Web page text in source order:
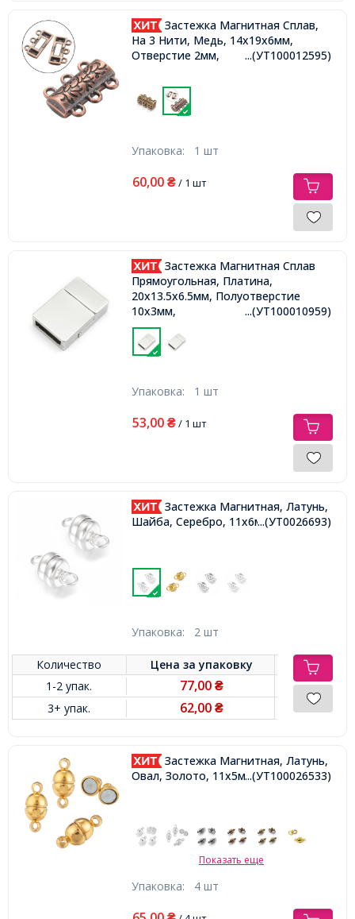
Застежка Магнитная Сплав,
На 3 Нити, Медь, 14х19х6мм,
Отверстие 2мм,
...(УТ100012595)
Упаковка: 1 шт
60,00 ₴/ 1 шт
Застежка Магнитная Сплав
Прямоугольная, Платина,
20x13.5x6.5мм, Полуотверстие
10х3мм,
...(УТ100010959)
Упаковка: 1 шт
53,00 ₴/ 1 шт
Застежка Магнитная, Латунь,
Шайба, Серебро, 11х6мм, Отв. 1мм,
...(УТ0026693)
Упаковка: 2 шт
Количество Цена заупаковку
1-2 упак.
77,00₴
3+ упак. 62,00₴
Застежка Магнитная, Латунь,
Овал, Золото, 11x5мм, Отв. 1мм,
...(УТ100026533)
Показать еще
Упаковка: 4 шт